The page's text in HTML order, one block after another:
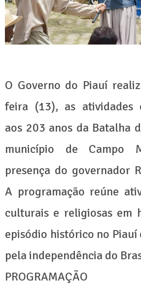
O Governo do Piauí
feira (13), as atividades
aos 203 anos da Batalha
município de Campo
presença do governador
A programação reúne
culturais e religiosas em
episódio histórico no
pela independência do
PROGRAMAÇÃO